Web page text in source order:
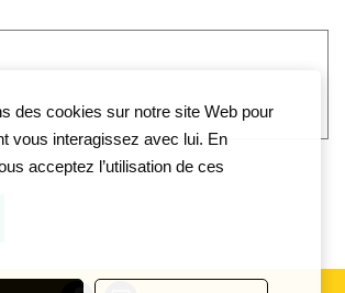
des cookies sur notre site Web pour
vous interagissez avec lui. En
acceptez l’utilisation de ces